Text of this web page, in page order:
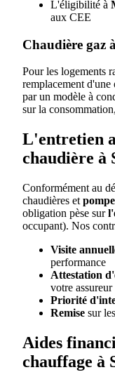
L'éligibilité à
aux CEE
Chaudière gaz
Pour les logements
remplacement d'une
par un modèle à
sur la
L'entretien
chaudière à
Conformément au
chaudières et
obligation pèse sur
occupant). Nos
Visite
performance
Attestation
votre assureur
Priorité
Remise sur
Aides
chauffage à